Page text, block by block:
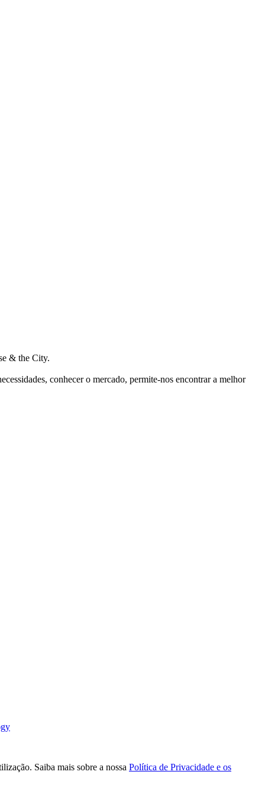
& the City.
conhecer o mercado, permite-nos encontrar a melhor
Saiba mais sobre a nossa Política de Privacidade e os